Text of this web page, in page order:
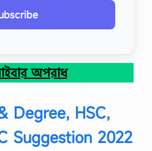
অপরাধ
Degree, HSC,
Suggestion 2022